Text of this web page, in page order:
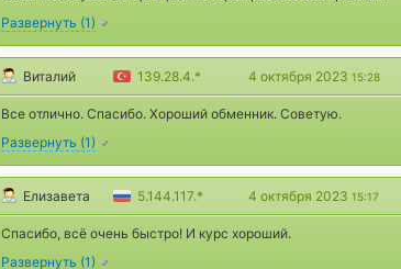
Развернуть (1)
Виталий 139.28.4.* 4 октября 2023 15:28
Все отлично. Спасибо. Хороший обменник. Советую.
Развернуть (1)
Елизавета 5.144.117.* 4 октября 2023 15:17
Спасибо, всё очень быстро! И курс хороший.
Развернуть (1)